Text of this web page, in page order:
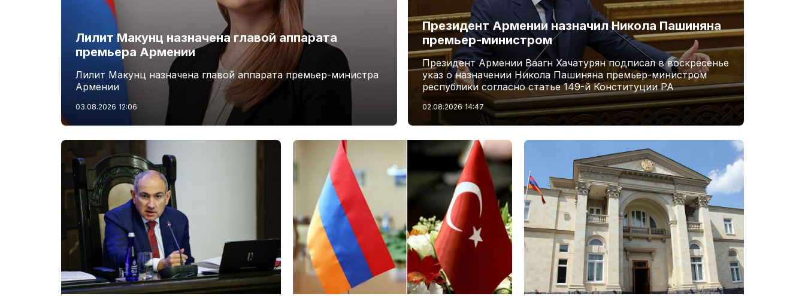
Лилит Макунц назначена главой аппарата
премьера Армении
Лилит Макунц назначена главой аппарата премьер-министра
Армении
03.08.2026 12:06
Президент Армении назначил Никола Пашиняна
премьер-министром
Президент Армении Ваагн Хачатурян подписал в воскресенье
указ о назначении Никола Пашиняна премьер-министром
республики согласно статье 149-й Конституции РА
02.08.2026 14:47